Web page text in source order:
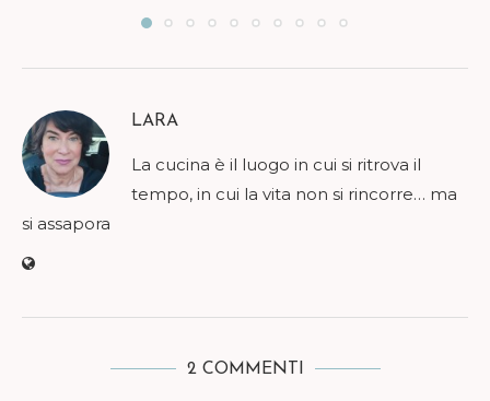
LARA
La cucina è il luogo in cui si ritrova il
tempo, in cui la vita non si rincorre… ma
si assapora
2 COMMENTI